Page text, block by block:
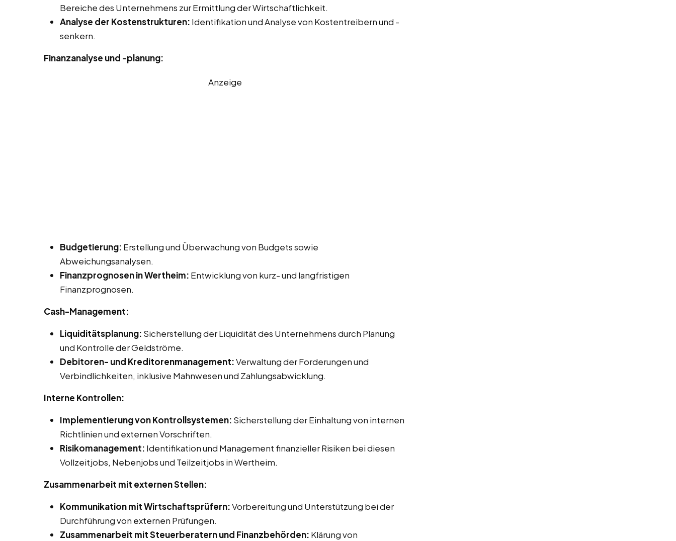
Bereiche des Unternehmens zur Ermittlung der Wirtschaftlichkeit.
Analyse der Kostenstrukturen: Identifikation und Analyse von Kostentreibern und -
senkern.
Finanzanalyse und -planung:
Anzeige
Budgetierung: Erstellung und Überwachung von Budgets sowie
Abweichungsanalysen.
Finanzprognosen in Wertheim: Entwicklung von kurz- und langfristigen
Finanzprognosen.
Cash-Management:
Liquiditätsplanung: Sicherstellung der Liquidität des Unternehmens durch Planung
und Kontrolle der Geldströme.
Debitoren- und Kreditorenmanagement:Verwaltung der Forderungen und
Verbindlichkeiten, inklusive Mahnwesen und Zahlungsabwicklung.
Interne Kontrollen:
Implementierung von Kontrollsystemen: Sicherstellung der Einhaltung von internen
Richtlinien und externen Vorschriften.
Risikomanagement: Identifikation und Management finanzieller Risiken bei diesen
Vollzeitjobs, Nebenjobs und Teilzeitjobs in Wertheim.
Zusammenarbeit mit externen Stellen:
Kommunikation mit Wirtschaftsprüfern:Vorbereitung und Unterstützung bei der
Durchführung von externen Prüfungen.
Zusammenarbeit mit Steuerberatern und Finanzbehörden: Klärung von